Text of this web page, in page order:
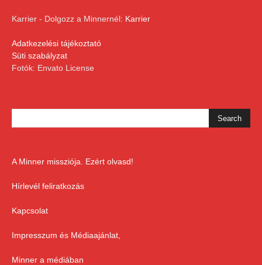
Karrier - Dolgozz a Minnernél: Karrier
Adatkezelési tájékoztató
Süti szabályzat
Fotók: Envato License
A Minner missziója. Ezért olvasd!
Hírlevél feliratkozás
Kapcsolat
Impresszum és Médiaajánlat,
Minner a médiában